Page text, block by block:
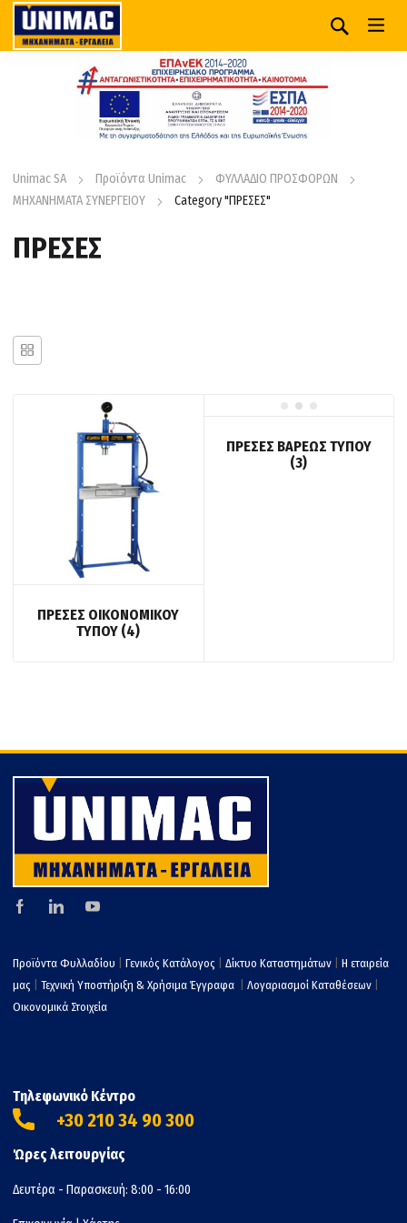
Unimac SA Προϊόντα Unimac
ΦΥΛΛΑΔΙΟ ΠΡΟΣΦΟΡΩΝ
ΜΗΧΑΝΗΜΑΤΑ ΣΥΝΕΡΓΕΙΟΥ
Category "ΠΡΕΣΕΣ"
ΠΡΕΣΕΣ
ΠΡΕΣΕΣ ΟΙΚΟΝΟΜΙΚΟΥ
ΤΥΠΟΥ (4)
ΠΡΕΣΕΣ ΒΑΡΕΩΣ ΤΥΠΟΥ
(3)
Προϊόντα Φυλλαδίου Γενικός Κατάλογος Δίκτυο Καταστημάτων
Η εταιρεία
μας
Τεχνική Υποστήριξη & Χρήσιμα Έγγραφα Λογαριασμοί Καταθέσεων
Οικονομικά Στοιχεία
Τηλεφωνικό Κέντρο
+30 210 34 90 300
Ώρες λειτουργίας
Δευτέρα - Παρασκευή: 8:00 - 16:00